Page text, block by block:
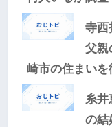
寺西
父親
崎市の住まいを
糸井
の結